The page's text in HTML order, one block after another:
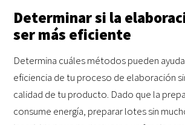
Determinar si la
ser más eficiente
Determina cuáles métodos pueden
eficiencia de tu proceso de elaboración
calidad de tu producto. Dado que la
consume energía, preparar lotes sin